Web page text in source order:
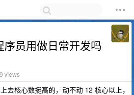
员用做日常开发吗
views
去核心数挺高的，动不动 12 核心以上，